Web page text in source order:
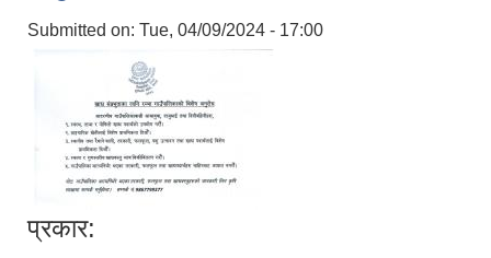
Submitted on: Tue, 04/09/2024 - 17:00
प्रकार: